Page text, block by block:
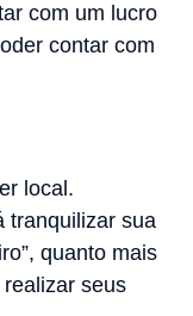
com um lucro
contar com
local.
tranquilizar sua
quanto mais
seus